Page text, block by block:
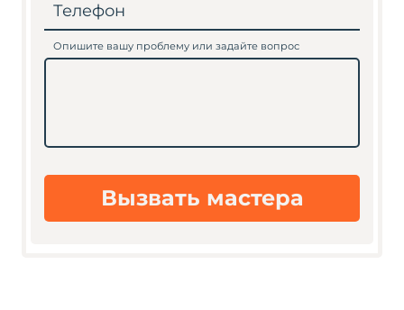
Телефон
Опишите вашу проблему или задайте вопрос
Вызвать мастера